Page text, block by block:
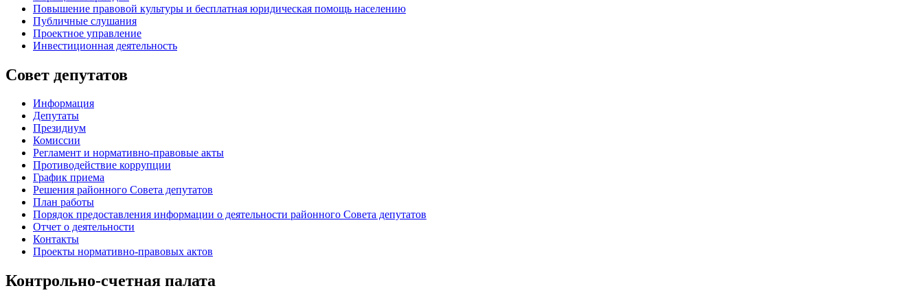
Повышение правовой культуры и бесплатная юридическая помощь населению
Публичные слушания
Проектное управление
Инвестиционная деятельность
Совет депутатов
Информация
Депутаты
Президиум
Комиссии
Регламент и нормативно-правовые акты
Противодействие коррупции
График приема
Решения районного Совета депутатов
План работы
Порядок предоставления информации о деятельности районного Совета депутатов
Отчет о деятельности
Контакты
Проекты нормативно-правовых актов
Контрольно-счетная палата